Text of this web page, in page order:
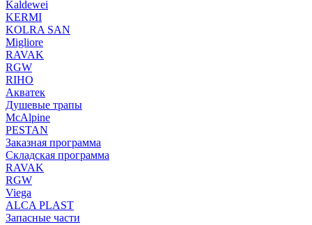
Kaldewei
KERMI
KOLRA SAN
Migliore
RAVAK
RGW
RIHO
Акватек
Душевые трапы
McAlpine
PESTAN
Заказная программа
Складская программа
RAVAK
RGW
Viega
АLCA PLAST
Запасные части